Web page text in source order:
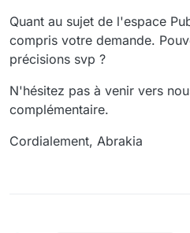
pas avec cette personne
documents, cela risque
Quant au sujet de l'espace
compris votre demande.
précisions svp ?
N'hésitez pas à venir vers
complémentaire.
Cordialement, Abrakia